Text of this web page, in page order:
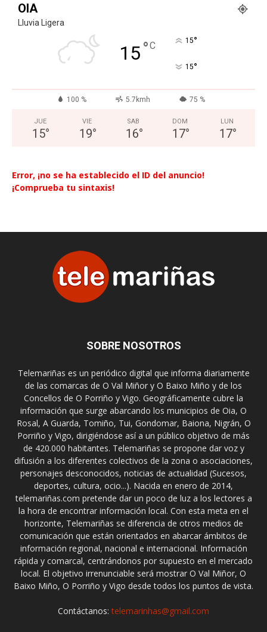
OIA
Lluvia Ligera
15°C 15°
15°
100 % 5.7kmh 75 %
JUE
15°
VIE
19°
SAB
16°
DOM
17°
LUN
17°
Error, ¡no se ha establecido el ID del anuncio!
¡Comprueba tu sintaxis!
SOBRE NOSOTROS
Telemariñas es un periódico digital que informa diariamente
de las comarcas de O Val Miñor y O Baixo Miño y de los
Concellos de O Porriño y Vigo. Geográficamente cubre la
información que surge abarcando los municipios de Oia, O
Rosal, A Guarda, Tomiño, Tui, Gondomar, Baiona, Nigrán, O
Porriño y Vigo, dirigiéndose así a un público objetivo de más
de 420.000 habitantes. Telemariñas se propone dar voz y
difusión a los diferentes colectivos de la zona o asociaciones,
personajes desconocidos, noticias de actualidad (Sucesos,
deportes, cultura, ocio...). Nacida en enero de 2014,
telemariñas.com pretende dar un poco de luz a los lectores a
la hora de encontrar información local. Con esta meta en el
horizonte, Telemariñas se diferencia de otros medios de
comunicación que están orientados en abarcar ámbitos de
información regional, nacional e internacional. Información
rápida y comarcal, centrándonos por supuesto en el mercado
local. El objetivo irrenunciable será mostrar O Val Miñor, O
Baixo Miño, O Porriño y Vigo desde todos los puntos de vista.
Contáctanos:telemarinhas@gmail.com